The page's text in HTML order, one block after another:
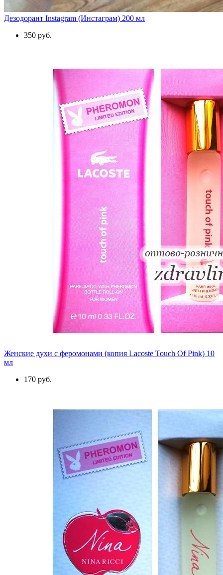
Дезодорант Instagram (Инстаграм) 200 мл
350 руб.
Женские духи с феромонами (копия Lacoste Touch Of Pink) 10
мл
170 руб.